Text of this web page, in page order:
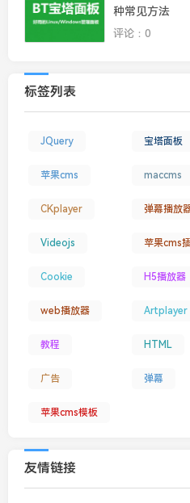
种常见方法
评论：0
标签列表
JQuery 宝塔面板
苹果cms maccms
CKplayer 弹幕播放
Videojs 苹果cms
Cookie H5播放器
web播放器 Artplayer
教程 HTML
广告 弹幕
苹果cms模板
友情链接